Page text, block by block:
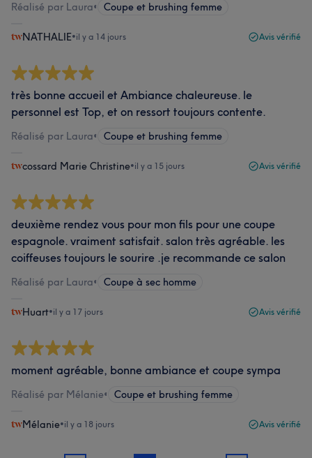
Réalisé par Laura• Coupe et brushing femme
NATHALIE•il y a 14 jours Avis vérifié
très bonne accueil et Ambiance chaleureuse. le
personnel est Top, et on ressort toujours contente.
Réalisé par Laura• Coupe et brushing femme
cossard Marie Christine•il y a 15 jours Avis vérifié
deuxième rendez vous pour mon fils pour une coupe
espagnole. vraiment satisfait. salon très agréable. les
coiffeuses toujours le sourire .je recommande ce salon
Réalisé par Laura• Coupe à sec homme
Huart•il y a 17 jours Avis vérifié
moment agréable, bonne ambiance et coupe sympa
Réalisé par Mélanie• Coupe et brushing femme
Mélanie•il y a 18 jours Avis vérifié